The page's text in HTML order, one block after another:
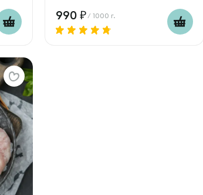
990 / 1000 г.